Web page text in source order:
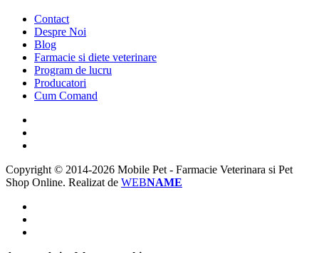
Contact
Despre Noi
Blog
Farmacie si diete veterinare
Program de lucru
Producatori
Cum Comand
Copyright © 2014-2026 Mobile Pet - Farmacie Veterinara si Pet
Shop Online. Realizat de WEBNAME